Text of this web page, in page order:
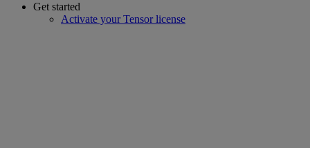
Get started
Activate your Tensor license